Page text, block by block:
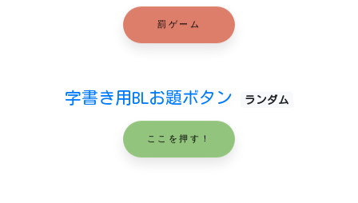
罰ゲーム
字書き用BLお題ボタン ランダム
ここを押す！